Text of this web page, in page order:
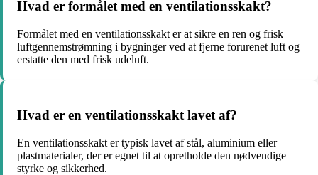
Hvad er formålet med en ventilationsskakt?
Formålet med en ventilationsskakt er at sikre en ren og frisk
luftgennemstrømning i bygninger ved at fjerne forurenet luft og
erstatte den med frisk udeluft.
Hvad er en ventilationsskakt lavet af?
En ventilationsskakt er typisk lavet af stål, aluminium eller
plastmaterialer, der er egnet til at opretholde den nødvendige
styrke og sikkerhed.